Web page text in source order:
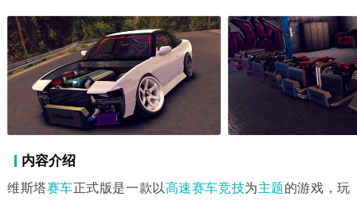
内容介绍
维斯塔赛车正式版是一款以高速赛车竞技为主题的游戏，玩